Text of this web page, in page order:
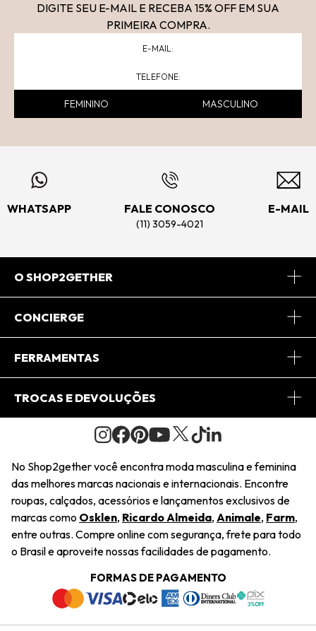
DIGITE SEU E-MAIL E RECEBA 15% OFF EM SUA
PRIMEIRA COMPRA.
FEMININO MASCULINO
WHATSAPP FALE CONOSCO
(11) 3059-4021
E-MAIL
O SHOP2GETHER
Sobre Nós
Journal
Saiu na Mídia
Sustentabilidade
Navegando
Termos e Condições
Trabalhe Conosco
CONCIERGE
Central de Relacionamento
Regulamento e Promoções
FERRAMENTAS
Minha Conta
Pedido de Presente
Wishlist
TROCAS E DEVOLUÇÕES
Condições Gerais
Troca Fácil
Restituição de Pagamento
Dúvidas Frequentes
Termos e Condições
Política de Privacidade
No Shop2gether você encontra moda masculina e feminina
das melhores marcas nacionais e internacionais. Encontre
roupas, calçados, acessórios e lançamentos exclusivos de
marcas como Osklen, Ricardo Almeida, Animale, Farm,
entre outras. Compre online com segurança, frete para todo
o Brasil e aproveite nossas facilidades de pagamento.
FORMAS DE PAGAMENTO